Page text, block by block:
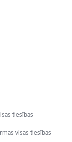
tiesības
visas tiesības